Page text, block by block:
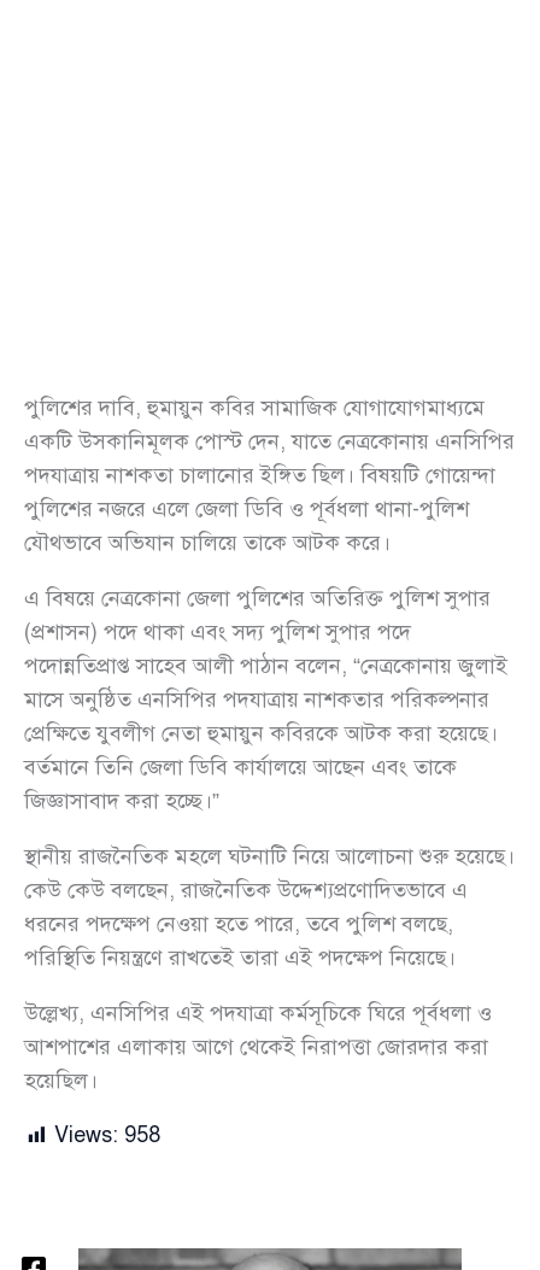
পুলিশের দাবি, হুমায়ুন কবির সামাজিক যোগাযোগমাধ্যমে
একটি উসকানিমূলক পোস্ট দেন, যাতে নেত্রকোনায় এনসিপির
পদযাত্রায় নাশকতা চালানোর ইঙ্গিত ছিল। বিষয়টি গোয়েন্দা
পুলিশের নজরে এলে জেলা ডিবি ও পূর্বধলা থানা-পুলিশ
যৌথভাবে অভিযান চালিয়ে তাকে আটক করে।
এ বিষয়ে নেত্রকোনা জেলা পুলিশের অতিরিক্ত পুলিশ সুপার
(প্রশাসন) পদে থাকা এবং সদ্য পুলিশ সুপার পদে
পদোন্নতিপ্রাপ্ত সাহেব আলী পাঠান বলেন, “নেত্রকোনায় জুলাই
মাসে অনুষ্ঠিত এনসিপির পদযাত্রায় নাশকতার পরিকল্পনার
প্রেক্ষিতে যুবলীগ নেতা হুমায়ুন কবিরকে আটক করা হয়েছে।
বর্তমানে তিনি জেলা ডিবি কার্যালয়ে আছেন এবং তাকে
জিজ্ঞাসাবাদ করা হচ্ছে।”
স্থানীয় রাজনৈতিক মহলে ঘটনাটি নিয়ে আলোচনা শুরু হয়েছে।
কেউ কেউ বলছেন, রাজনৈতিক উদ্দেশ্যপ্রণোদিতভাবে এ
ধরনের পদক্ষেপ নেওয়া হতে পারে, তবে পুলিশ বলছে,
পরিস্থিতি নিয়ন্ত্রণে রাখতেই তারা এই পদক্ষেপ নিয়েছে।
উল্লেখ্য, এনসিপির এই পদযাত্রা কর্মসূচিকে ঘিরে পূর্বধলা ও
আশপাশের এলাকায় আগে থেকেই নিরাপত্তা জোরদার করা
হয়েছিল।
Views: 958